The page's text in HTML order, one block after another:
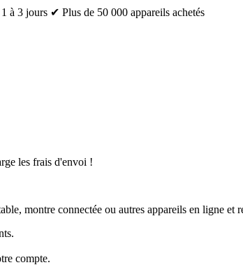
à 3 jours ✔ Plus de 50 000 appareils achetés
les frais d'envoi !
montre connectée ou autres appareils en ligne et
compte.